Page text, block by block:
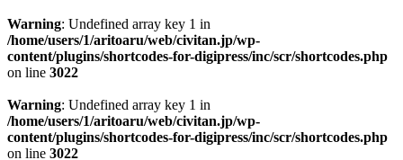
Warning: Undefined array key 1 in
/home/users/1/aritoaru/web/civitan.jp/wp-
content/plugins/shortcodes-for-digipress/inc/scr/shortcodes.php
on line 3022
Warning: Undefined array key 1 in
/home/users/1/aritoaru/web/civitan.jp/wp-
content/plugins/shortcodes-for-digipress/inc/scr/shortcodes.php
on line 3022